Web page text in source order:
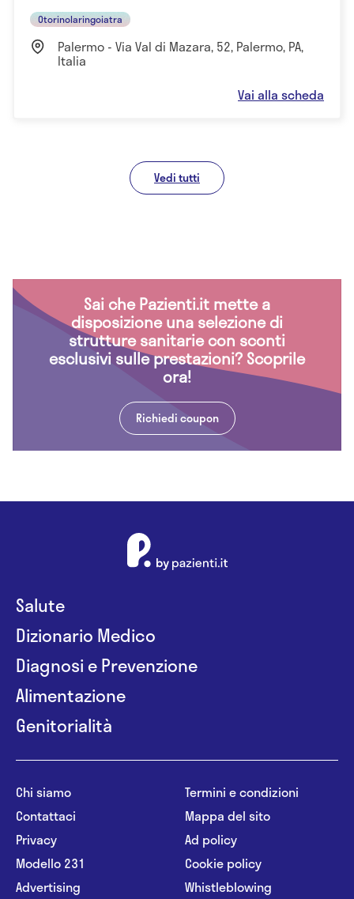
Otorinolaringoiatra
Palermo - Via Val di Mazara, 52, Palermo, PA,
Italia
Vai alla scheda
Vedi tutti
Sai che Pazienti.it mette a
disposizione una selezione di
strutture sanitarie con sconti
esclusivi sulle prestazioni? Scoprile
ora!
Richiedi coupon
Salute
Dizionario Medico
Diagnosi e Prevenzione
Alimentazione
Genitorialità
Chi siamo
Contattaci
Privacy
Modello 231
Advertising
Termini e condizioni
Mappa del sito
Ad policy
Cookie policy
Whistleblowing